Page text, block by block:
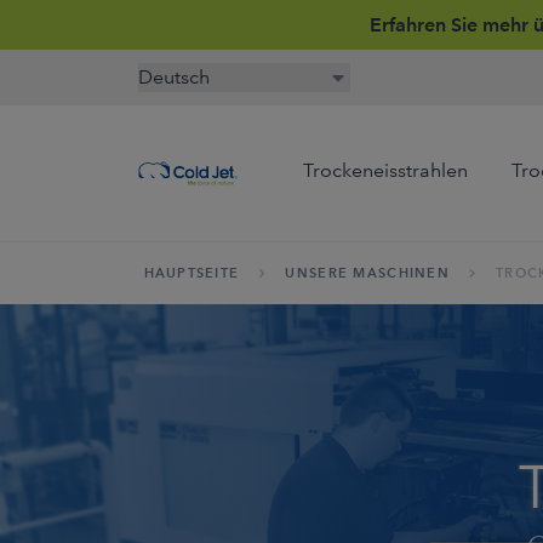
Trockeneisstrahlen
Luft und Raumfahrt Automobilindustrie
Reinigungsdienstleistung Holzwerkstoffe
Halbleiterreinigung
Airline Catering
Kühlung in der
Erfahren Sie mehr
HAUPTSEITE UNSERE MASCHINEN